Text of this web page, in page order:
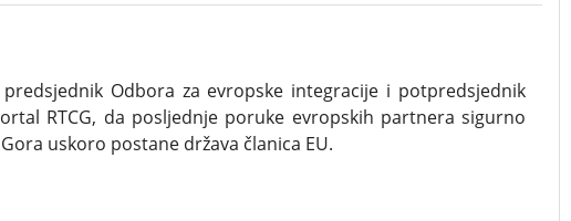
Odbora za evropske integracije i potpredsjednik
RTCG, da posljednje poruke evropskih partnera sigurno
uskoro postane država članica EU.